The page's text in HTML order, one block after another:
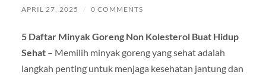
APRIL 27, 2025 / 0 COMMENTS
5 Daftar Minyak Goreng Non Kolesterol Buat Hidup
Sehat– Memilih minyak goreng yang sehat adalah
langkah penting untuk menjaga kesehatan jantung dan